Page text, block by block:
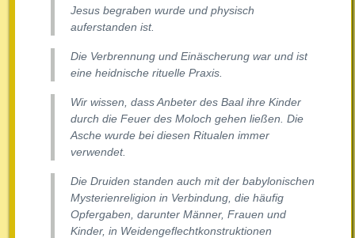
Jesus begraben wurde und physisch
auferstanden ist.
Die Verbrennung und Einäscherung war und ist
eine heidnische rituelle Praxis.
Wir wissen, dass Anbeter des Baal ihre Kinder
durch die Feuer des Moloch gehen ließen. Die
Asche wurde bei diesen Ritualen immer
verwendet.
Die Druiden standen auch mit der babylonischen
Mysterienreligion in Verbindung, die häufig
Opfergaben, darunter Männer, Frauen und
Kinder, in Weidengeflechtkonstruktionen